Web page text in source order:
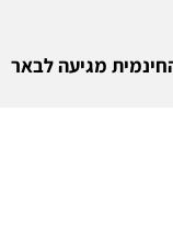
מגיעה לבאר